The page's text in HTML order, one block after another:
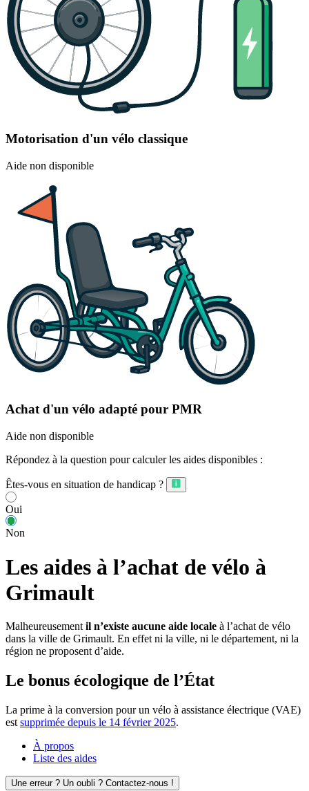
Motorisation d'un vélo classique
Aide non disponible
Achat d'un vélo adapté pour PMR
Aide non disponible
Répondez à la question pour calculer les aides disponibles :
Êtes-vous en situation de handicap ?
Oui
Non
Les aides à l’achat de vélo à
Grimault
Malheureusement il n’existe aucune aide locale à l’achat de vélo
dans la ville de Grimault. En effet ni la ville, ni le département, ni la
région ne proposent d’aide.
Le bonus écologique de l’État
La prime à la conversion pour un vélo à assistance électrique (VAE)
est supprimée depuis le 14 février 2025.
À propos
Liste des aides
Une erreur ? Un oubli ? Contactez-nous !